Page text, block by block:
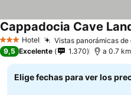
3 Estrellas
Hotel Vistas panorámicas
Cappadocia Cave
9,5 Excelente 1.370 a 0.7
Elige fechas para ver los